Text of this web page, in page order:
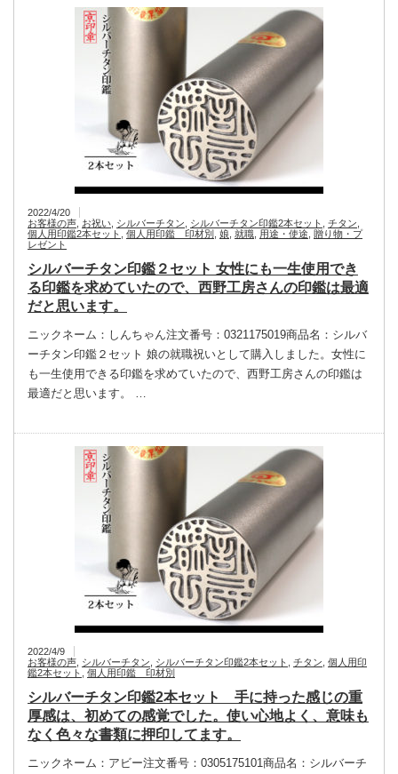
2022/4/20
お客様の声 お祝い シルバーチタン シルバーチタン印鑑2本セット チタン
個人用印鑑2本セット
個人用印鑑 印材別 娘 就職 用途・使途 贈り物・プ
レゼント
シルバーチタン印鑑２セット 女性にも一生使用でき
る印鑑を求めていたので、西野工房さんの印鑑は最適
だと思います。
ニックネーム：しんちゃん注文番号：0321175019商品名：シルバ
ーチタン印鑑２セット 娘の就職祝いとして購入しました。女性に
も一生使用できる印鑑を求めていたので、西野工房さんの印鑑は
最適だと思います。 …
2022/4/9
お客様の声 シルバーチタン シルバーチタン印鑑2本セット チタン 個人用印
鑑2本セット
個人用印鑑 印材別
シルバーチタン印鑑2本セット 手に持った感じの重
厚感は、初めての感覚でした。使い心地よく、意味も
なく色々な書類に押印してます。
ニックネーム：アビー注文番号：0305175101商品名：シルバーチ